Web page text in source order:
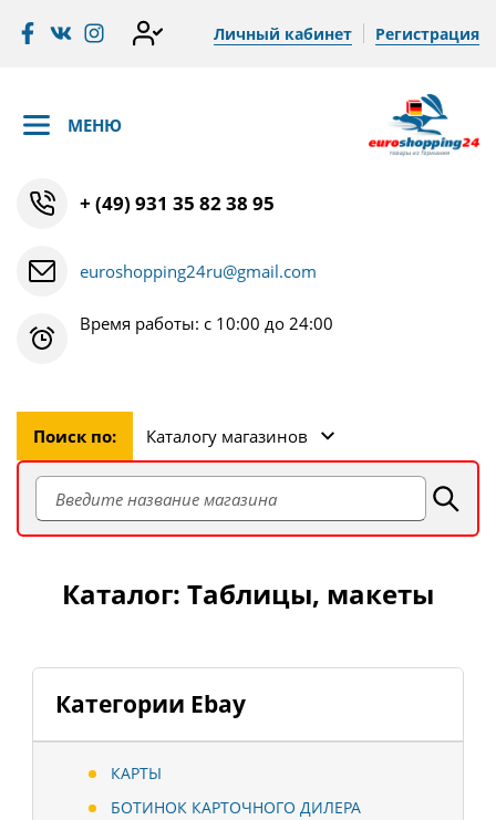
Личный кабинет Регистрация
МЕНЮ
+ (49) 931 35 82 38 95
euroshopping24ru@gmail.com
Время работы: с 10:00 до 24:00
Поиск по: Каталогу магазинов
Категории Ebay
КАРТЫ
БОТИНОК КАРТОЧНОГО ДИЛЕРА
Каталог: Таблицы, макеты